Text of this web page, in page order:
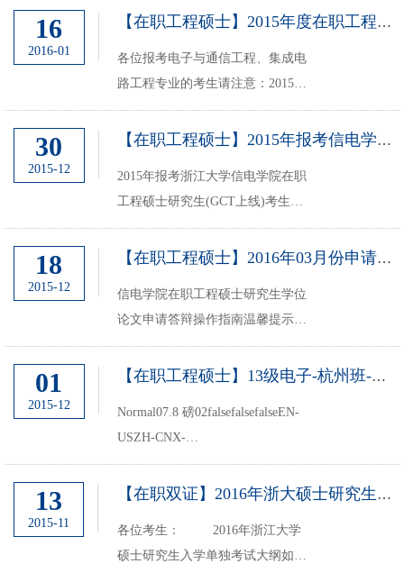
位在职工程硕士研究生同学请注
工程硕士研究生课程安排如下：杭
州班【2013级电子与通信工程】从
16
2016-01
【在职工程硕士】2015年度在职工程硕士研究生招生第二阶段考试【笔试、面试...
各位报考电子与通信工程、集成电
路工程专业的考生请注意：2015年
度浙江大学信电系在职工程硕士研
究生招生第二阶段考试【笔试、面
体安排如下：【笔试安排】一、笔
试时间笔试统一...
30
2015-12
【在职工程硕士】2015年报考信电学院在职工程硕士研究生(GCT上线)考生参加...
2015年报考浙江大学信电学院在职
工程硕士研究生(GCT上线)考生参
加资格审查及第二阶段考试的通知
（电子与通信工程、集成电路工
职工程硕士GCT合格分数线：总分
186分，单科不限。1、资格...
18
2015-12
【在职工程硕士】2016年03月份申请学位的通知
信电学院在职工程硕士研究生学位
论文申请答辩操作指南温馨提示：
申请学位流程、答辩材料、论文模
板、其他各类表格等均可在：信电
下载服务栏目内下载。一、学位申
请条件(1)...
01
2015-12
【在职工程硕士】13级电子-杭州班-半导体器件物理考试调整通知
Normal07.8 磅02falsefalsefalseEN-
USZH-CNX-
NONEMicrosoftInternetExplorer42013
级电子与通信工程-在职工程硕士
体器件物理》考试调整如下：考试
时间：由原定的12月6日10:00-
13
2015-11
【在职双证】2016年浙大硕士研究生单独考试考试大纲
各位考生： 2016年浙江大学
硕士研究生入学单独考试大纲如